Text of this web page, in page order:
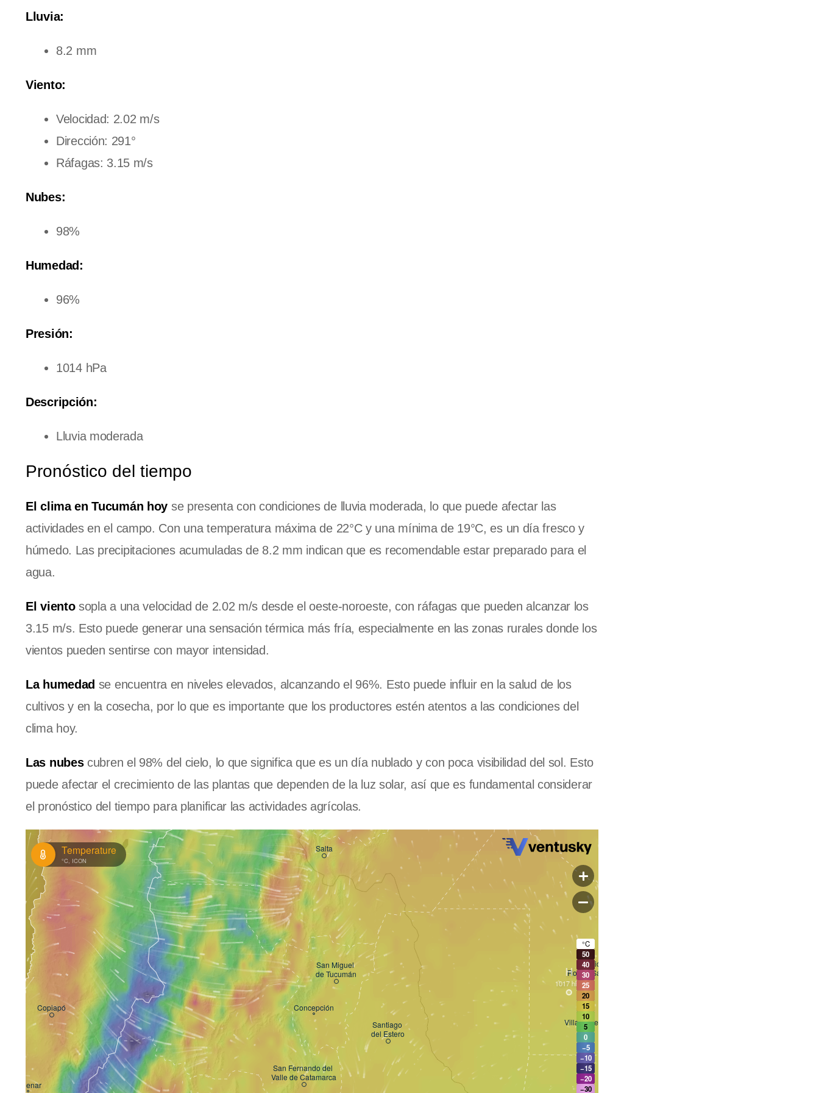
Lluvia:
8.2 mm
Viento:
Velocidad: 2.02 m/s
Dirección: 291°
Ráfagas: 3.15 m/s
Nubes:
98%
Humedad:
96%
Presión:
1014 hPa
Descripción:
Lluvia moderada
Pronóstico del tiempo
El clima en Tucumán hoy se presenta con condiciones de lluvia moderada, lo que puede afectar las
actividades en el campo. Con una temperatura máxima de 22°C y una mínima de 19°C, es un día fresco y
húmedo. Las precipitaciones acumuladas de 8.2 mm indican que es recomendable estar preparado para el
agua.
El vientosopla a una velocidad de 2.02 m/s desde el oeste-noroeste, con ráfagas que pueden alcanzar los
3.15 m/s. Esto puede generar una sensación térmica más fría, especialmente en las zonas rurales donde los
vientos pueden sentirse con mayor intensidad.
La humedad se encuentra en niveles elevados, alcanzando el 96%. Esto puede influir en la salud de los
cultivos y en la cosecha, por lo que es importante que los productores estén atentos a las condiciones del
clima hoy.
Las nubescubren el 98% del cielo, lo que significa que es un día nublado y con poca visibilidad del sol. Esto
puede afectar el crecimiento de las plantas que dependen de la luz solar, así que es fundamental considerar
el pronóstico del tiempo para planificar las actividades agrícolas.